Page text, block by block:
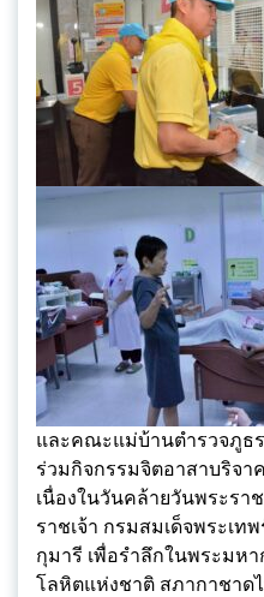
และคณะแม่บ้านตำรวจภูธ
ร่วมกิจกรรมจิตอาสาบริจา
เนื่องในวันคล้ายวันพระร
ราชเจ้า กรมสมเด็จพระเ
กุมารี เพื่อรำลึกในพระม
โลหิตแห่งชาติ สภากาชาด